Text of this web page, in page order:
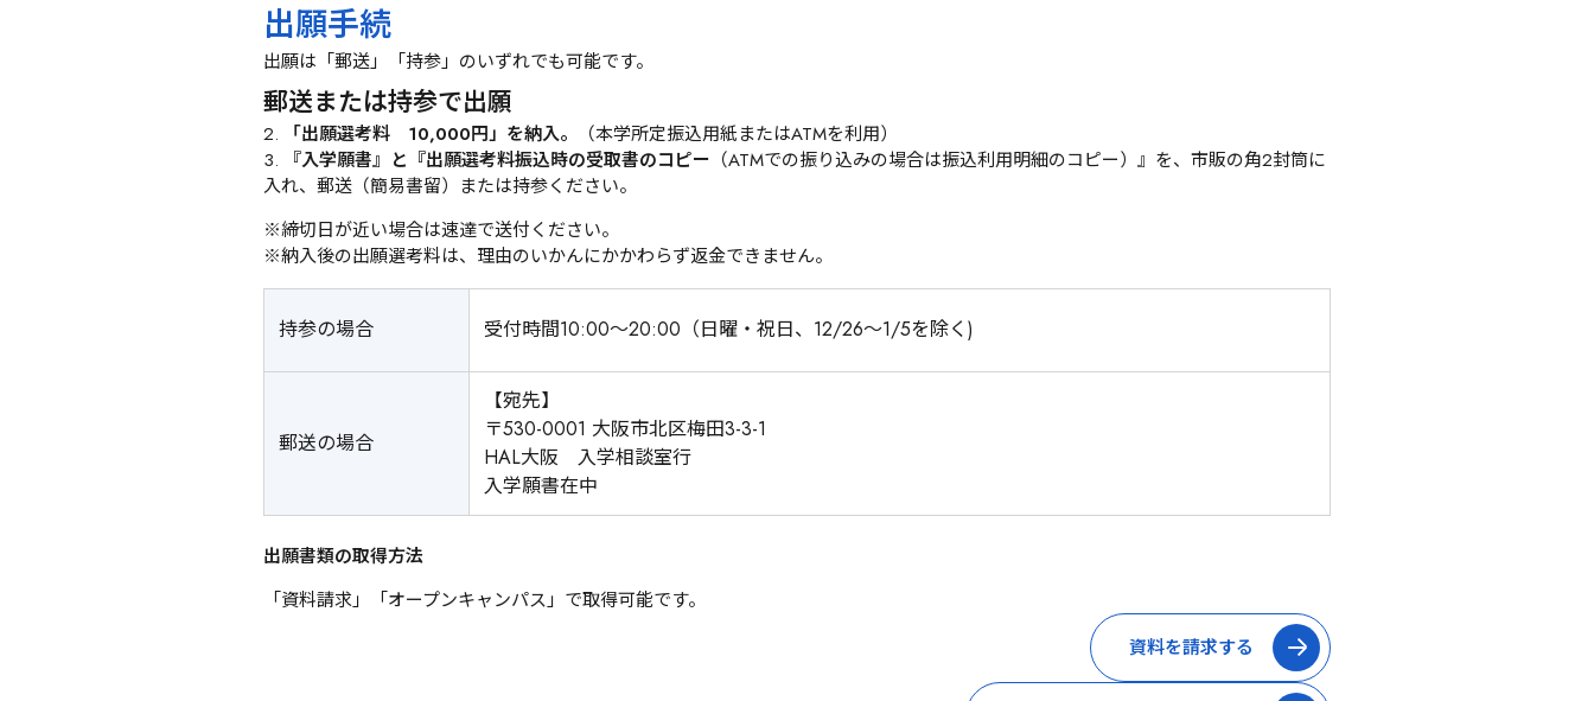
出願手続
出願は「郵送」「持参」のいずれでも可能です。
郵送または持参で出願
「出願選考料　10,000円」を納入。
（本学所定振込用紙またはATMを利用）
『入学願書』と『出願選考料振込時の受取書のコピー （ATMでの振り込みの場合は振込利用明細のコピー）』を、市販の角2封筒に
入れ、郵送（簡易書留）または持参ください。
※締切日が近い場合は速達で送付ください。
※納入後の出願選考料は、理由のいかんにかかわらず返金できません。
持参の場合 受付時間10:00～20:00（日曜・祝日、12/26～1/5を除く)
郵送の場合
【宛先】
〒530-0001 大阪市北区梅田3-3-1
HAL大阪　入学相談室行
入学願書在中
出願書類の取得方法
「資料請求」「オープンキャンパス」で取得可能です。
資料を請求する